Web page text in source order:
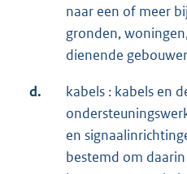
naar een of meer
gronden,
dienende
d.
kabels : kabels en
en
bestemd om